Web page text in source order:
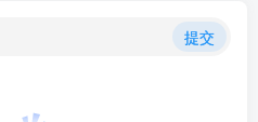
提交